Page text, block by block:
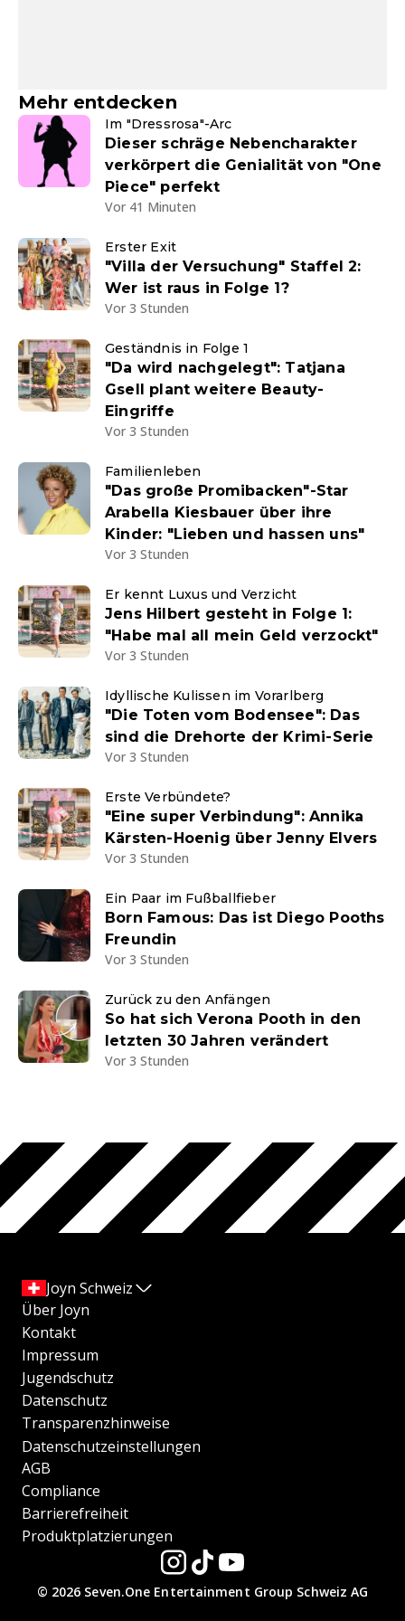
Mehr entdecken
Im "Dressrosa"-Arc
Dieser schräge Nebencharakter
verkörpert die Genialität von "One
Piece" perfekt
Vor 41 Minuten
Erster Exit
"Villa der Versuchung" Staffel 2:
Wer ist raus in Folge 1?
Vor 3 Stunden
Geständnis in Folge 1
"Da wird nachgelegt": Tatjana
Gsell plant weitere Beauty-
Eingriffe
Vor 3 Stunden
Familienleben
"Das große Promibacken"-Star
Arabella Kiesbauer über ihre
Kinder: "Lieben und hassen uns"
Vor 3 Stunden
Er kennt Luxus und Verzicht
Jens Hilbert gesteht in Folge 1:
"Habe mal all mein Geld verzockt"
Vor 3 Stunden
Idyllische Kulissen im Vorarlberg
"Die Toten vom Bodensee": Das
sind die Drehorte der Krimi-Serie
Vor 3 Stunden
Erste Verbündete?
"Eine super Verbindung": Annika
Kärsten-Hoenig über Jenny Elvers
Vor 3 Stunden
Ein Paar im Fußballfieber
Born Famous: Das ist Diego Pooths
Freundin
Vor 3 Stunden
Zurück zu den Anfängen
So hat sich Verona Pooth in den
letzten 30 Jahren verändert
Vor 3 Stunden
Joyn Schweiz
Über Joyn
Kontakt
Impressum
Jugendschutz
Datenschutz
Transparenzhinweise
Datenschutzeinstellungen
AGB
Compliance
Barrierefreiheit
Produktplatzierungen
© 2026 Seven.One Entertainment Group Schweiz AG